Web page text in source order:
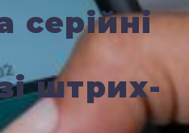
серійні
штрих-